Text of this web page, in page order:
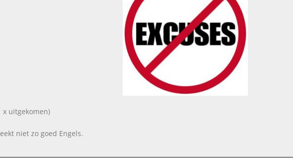
x uitgekomen)
niet zo goed Engels.